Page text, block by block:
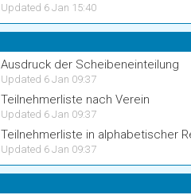
Updated 6 Jan 15:40
Ausdruck der Scheibeneinteilung
Updated 6 Jan 09:37
Teilnehmerliste nach Verein
Updated 6 Jan 09:37
Teilnehmerliste in alphabetischer
Updated 6 Jan 09:37